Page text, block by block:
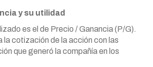
y su utilidad
es el de Precio / Ganancia (P/G).
la cotización de la acción con las
que generó la compañía en los